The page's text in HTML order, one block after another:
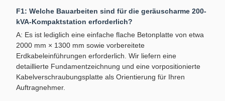
F1: Welche Bauarbeiten sind für die geräuscharme 200-
kVA-Kompaktstation erforderlich?
A: Es ist lediglich eine einfache flache Betonplatte von etwa
2000 mm × 1300 mm sowie vorbereitete
Erdkabeleinführungen erforderlich. Wir liefern eine
detaillierte Fundamentzeichnung und eine vorpositionierte
Kabelverschraubungsplatte als Orientierung für Ihren
Auftragnehmer.